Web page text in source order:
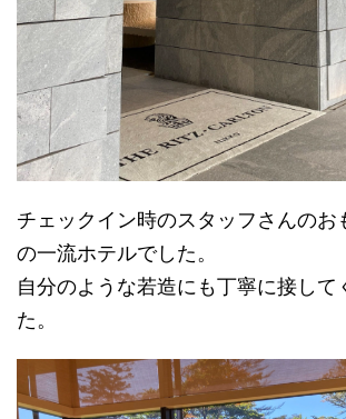
チェックイン時のスタッフさんのお
の一流ホテルでした。
自分のような若造にも丁寧に接して
た。